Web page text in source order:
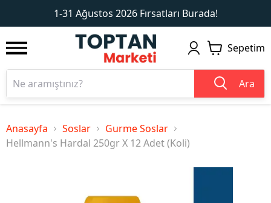
1-31 Ağustos 2026 Fırsatları Burada!
1 2
Sepetim
Ara
Anasayfa Soslar
Gurme Soslar
Hellmann's Hardal 250gr X 12 Adet (Koli)